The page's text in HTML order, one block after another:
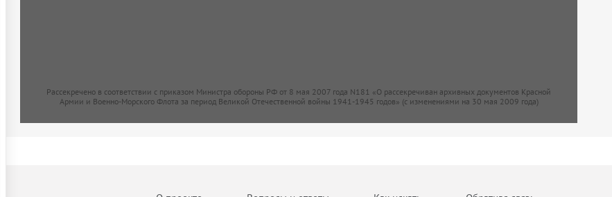
Рассекречено в соответствии с приказом Министра обороны РФ от 8 мая 2007 года N181 «О рассекречиван архивных документов Красной
Армии и Военно-Морского Флота за период Великой Отечественной войны 1941-1945 годов» (с изменениями на 30 мая 2009 года)